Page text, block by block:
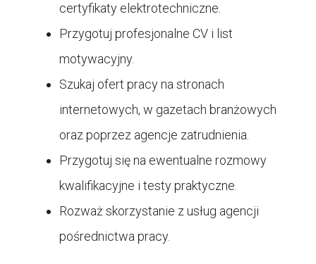
certyfikaty elektrotechniczne.
Przygotuj profesjonalne CV i list
motywacyjny.
Szukaj ofert pracy na stronach
internetowych, w gazetach branżowych
oraz poprzez agencje zatrudnienia.
Przygotuj się na ewentualne rozmowy
kwalifikacyjne i testy praktyczne.
Rozważ skorzystanie z usług agencji
pośrednictwa pracy.